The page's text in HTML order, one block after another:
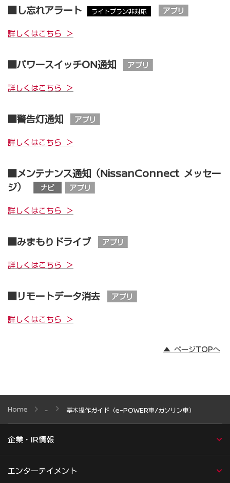
■し忘れアラート ライトプラン非対応
詳しくはこちら ＞
■パワースイッチON通知
詳しくはこちら ＞
■警告灯通知
詳しくはこちら ＞
■メンテナンス通知（NissanConnect メッセー
ジ）
詳しくはこちら ＞
■みまもりドライブ
詳しくはこちら ＞
■リモートデータ消去
詳しくはこちら ＞
▲ ページTOPへ
Home 基本操作ガイド（e-POWER車/ガソリン車）
企業・IR情報
エンターテイメント